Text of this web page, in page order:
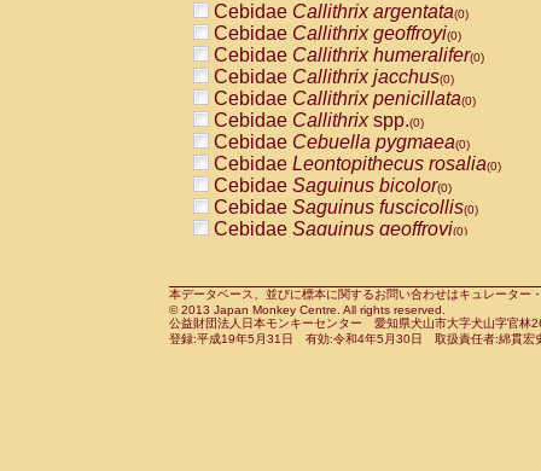
PitheciidaeCallicebus torquatus
PitheciidaeCallicebusspp.(0)
PitheciidaeChiropotes satanas(0)
PitheciidaePithecia monachus
PitheciidaePithecia pithecia(0)
CercopithecidaeCercocebus agilis
CercopithecidaeCercocebus
CercopithecidaeCercocebus
CercopithecidaeCercocebus
CercopithecidaeCercocebus
CercopithecidaeCercocebushybrid
CercopithecidaePapio anubis(0)
CercopithecidaePapio cynocephalus
CercopithecidaePapio hamadryas(0)
Cebidae Callithrix argentata(0)
Cebidae Callithrix geoffroyi(0)
Cebidae Callithrix humeralifer(0)
Cebidae Callithrix jacchus(0)
Cebidae Callithrix penicillata(0)
Cebidae Callithrixspp.(0)
Cebidae Cebuella pygmaea(0)
Cebidae Leontopithecus rosalia(0)
Cebidae Saguinus bicolor(0)
Cebidae Saguinus fuscicollis(0)
Cebidae Saguinus geoffroyi(0)
CebidaeSaguinus leucopus(0)
CebidaeSaguinus midas(0)
Cebidae Saguinus mystax(0)
本データベース、並びに標本に関するお問い合わせはキュレータ
© 2013 Japan Monkey Centre. All rights reserved.
公益財団法人日本モンキーセンター 愛知県犬山市大字犬山字官
登録:平成19年5月31日 有効:令和4年5月30日 取扱責任者:綿貫宏